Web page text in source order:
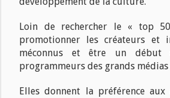
Loin de rechercher le « top
promotionner les créateurs et
méconnus et être un début
programmeurs des grands
Elles donnent la préférence